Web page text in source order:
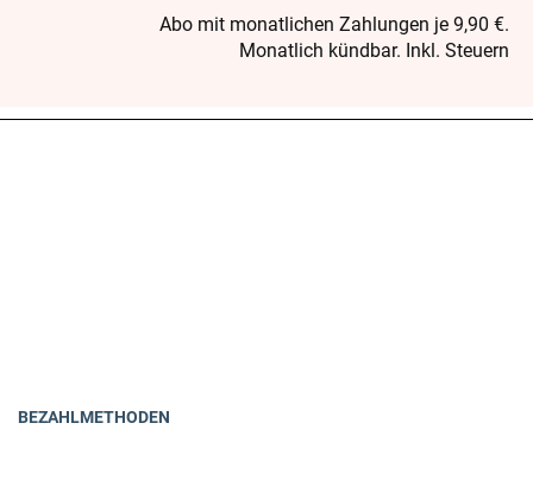
Abo mit monatlichen Zahlungen je 9,90 €.
Monatlich kündbar. Inkl. Steuern
BEZAHLMETHODEN